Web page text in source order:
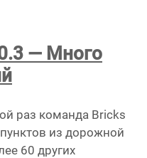
— Много
раз команда Bricks
из дорожной
60 других